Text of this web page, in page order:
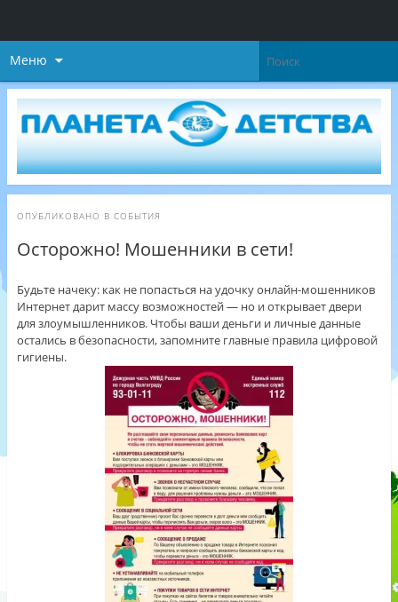
Меню
ОПУБЛИКОВАНО В СОБЫТИЯ
Осторожно! Мошенники в сети!
Будьте начеку: как не попасться на удочку онлайн‑мошенников
Интернет дарит массу возможностей — но и открывает двери
для злоумышленников. Чтобы ваши деньги и личные данные
остались в безопасности, запомните главные правила цифровой
гигиены.